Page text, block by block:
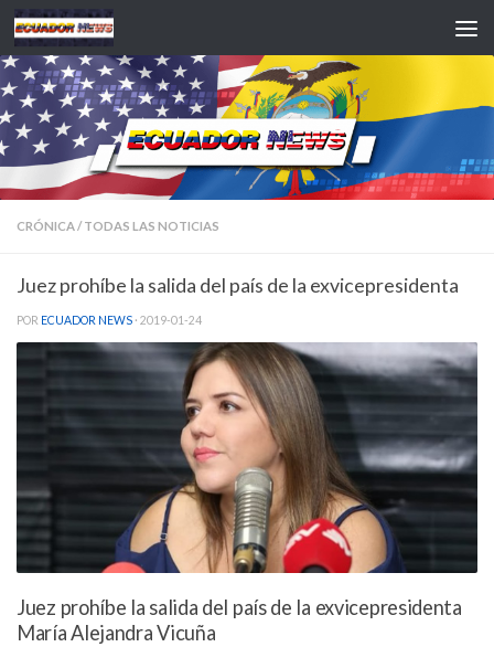
Saltar al contenido
CRÓNICA/ TODAS LAS NOTICIAS
Juez prohíbe la salida del país de la exvicepresidenta
POR ECUADOR NEWS · 2019-01-24
Juez prohíbe la salida del país de la exvicepresidenta
María Alejandra Vicuña